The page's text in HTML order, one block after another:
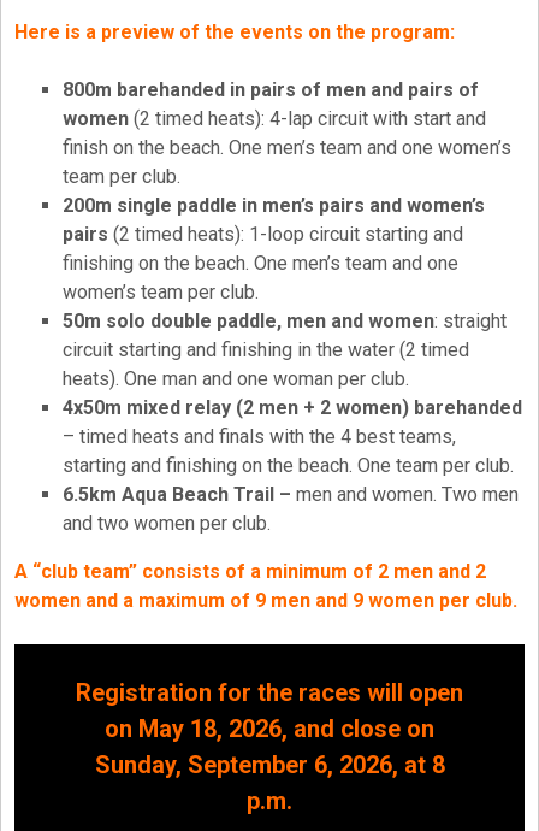
Here is a preview of the events on the program:
800m barehanded in pairs of men and pairs of
women (2 timed heats): 4-lap circuit with start and
finish on the beach. One men’s team and one women’s
team per club.
200m single paddle in men’s pairs and women’s
pairs (2 timed heats): 1-loop circuit starting and
finishing on the beach. One men’s team and one
women’s team per club.
50m solo double paddle, men and women: straight
circuit starting and finishing in the water (2 timed
heats). One man and one woman per club.
4x50m mixed relay (2 men + 2 women) barehanded
– timed heats and finals with the 4 best teams,
starting and finishing on the beach. One team per club.
6.5km Aqua Beach Trail – men and women. Two men
and two women per club.
A “club team” consists of a minimum of 2 men and 2
women and a maximum of 9 men and 9 women per club.
Registration for the races will open
on May 18, 2026, and close on
Sunday, September 6, 2026, at 8
p.m.